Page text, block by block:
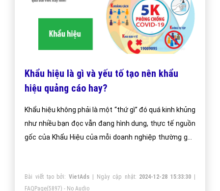
Khẩu hiệu là gì và yếu tố tạo nên khẩu
hiệu quảng cáo hay?
Khẩu hiệu không phải là một “thứ gì” đó quá kinh khủng
như nhiều bạn đọc vẫn đang hình dung, thực tế nguồn
gốc của Khẩu Hiệu của mỗi doanh nghiệp thường gắn
Bài viết tạo bởi:VietAds | Ngày cập nhật: 2024-12-28 15:33:30
FAQPage(5897) - No Audio